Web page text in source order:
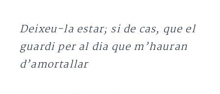
Deixeu-la estar; si de cas, que el
guardi per al dia que m’hauran
d’amortallar